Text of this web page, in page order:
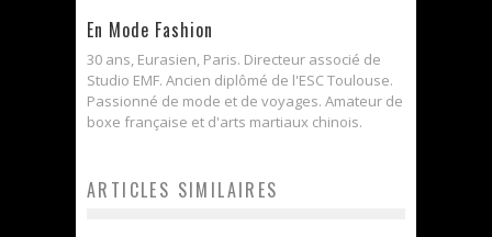
En Mode Fashion
30 ans, Eurasien, Paris. Directeur associé de
Studio EMF. Ancien diplômé de l'ESC Toulouse.
Passionné de mode et de voyages. Amateur de
boxe française et d'arts martiaux chinois.
ARTICLES SIMILAIRES